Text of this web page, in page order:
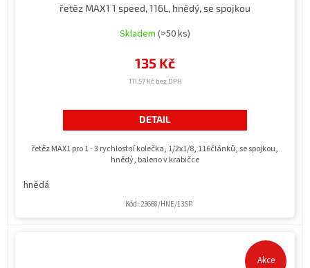
řetěz MAX1 1 speed, 116L, hnědý, se spojkou
Skladem (>50 ks)
111,57 Kč bez DPH
135 Kč
DETAIL
řetěz MAX1 pro 1 - 3 rychlostní kolečka, 1/2x1/8, 116článků, se spojkou,
hnědý, baleno v krabičce
hnědá
Kód: 23668/HNE/13SP
Akce